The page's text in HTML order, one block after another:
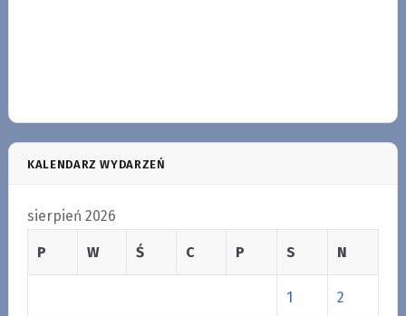
KALENDARZ WYDARZEŃ
sierpień 2026
P W Ś C P S N
1 2